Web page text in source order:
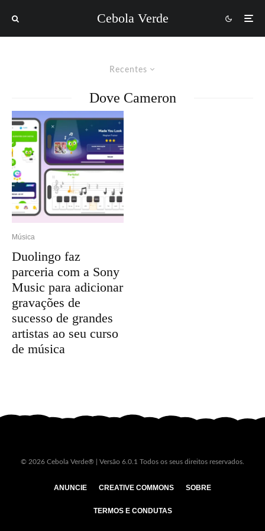
Cebola Verde
Recentes
Dove Cameron
Música
Duolingo faz
parceria com a Sony
Music para adicionar
gravações de
sucesso de grandes
artistas ao seu curso
de música
© 2026 Cebola Verde® | Versão 6.0.1 Todos os seus direitos reservados.
ANUNCIE CREATIVE COMMONS SOBRE
TERMOS E CONDUTAS